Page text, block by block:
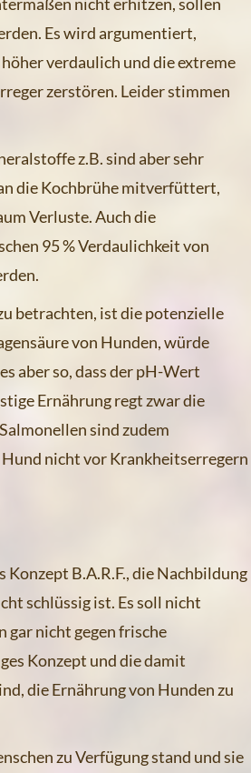
Es wird argumentiert,
verdaulich und die extreme
zerstören. Leider stimmen
z.B. sind aber sehr
die Kochbrühe mitverfüttert,
Verluste. Auch die
95 % Verdaulichkeit von
betrachten, ist die potenzielle
von Hunden, würde
aber so, dass der pH-Wert
Ernährung regt zwar die
sind zudem
nicht vor Krankheitserregern
Konzept B.A.R.F., die Nachbildung
schlüssig ist. Es soll nicht
gar nicht gegen frische
Konzept und die damit
die Ernährung von Hunden zu
zu Verfügung stand und sie